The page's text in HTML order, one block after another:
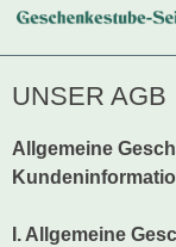
Alle Produkte
Holzkunst nach
UNSER AGB
Allgemeine
I. Allgemeine